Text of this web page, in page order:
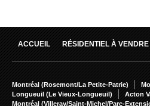
ACCUEIL RÉSIDENTIEL À VENDRE
Montréal (Rosemont/La Petite-Patrie)
Longueuil (Le Vieux-Longueuil)
Acton
Montréal (Villeray/Saint-Michel/Parc-